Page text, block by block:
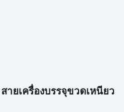
สายเครื่องบรรจุขวดเหนียว